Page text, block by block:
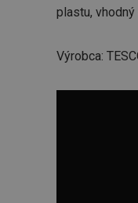
plastu, vhodný
Výrobca: